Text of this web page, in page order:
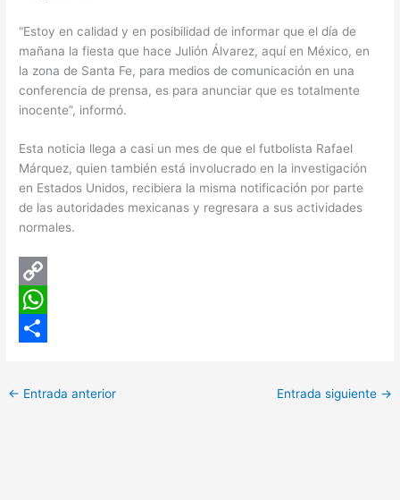
“Estoy en calidad y en posibilidad de informar que el día de
mañana la fiesta que hace Julión Álvarez, aquí en México, en
la zona de Santa Fe, para medios de comunicación en una
conferencia de prensa, es para anunciar que es totalmente
inocente”, informó.
Esta noticia llega a casi un mes de que el futbolista Rafael
Márquez, quien también está involucrado en la investigación
en Estados Unidos, recibiera la misma notificación por parte
de las autoridades mexicanas y regresara a sus actividades
normales.
C
o
y
W
ao
← Entrada anterior Entrada siguiente →